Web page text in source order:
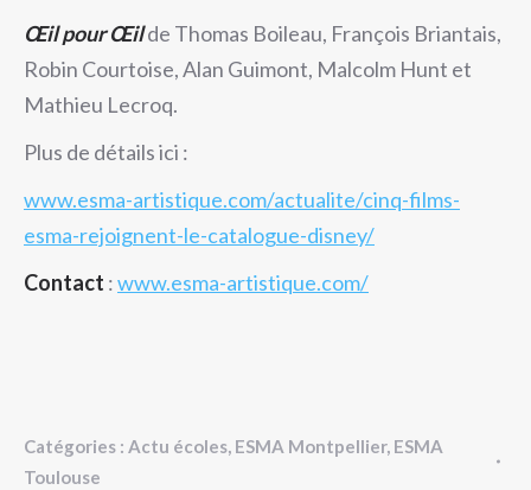
Œil pour Œilde Thomas Boileau, François Briantais,
Robin Courtoise, Alan Guimont, Malcolm Hunt et
Mathieu Lecroq.
Plus de détails ici :
www.esma-artistique.com/actualite/cinq-films-
esma-rejoignent-le-catalogue-disney/
Contact :www.esma-artistique.com/
Catégories : Actu écoles, ESMA Montpellier, ESMA
Toulouse